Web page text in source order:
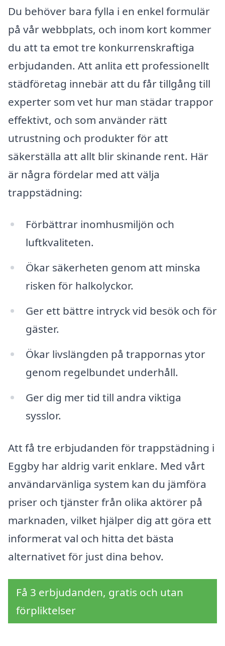
Du behöver bara fylla i en enkel formulär
på vår webbplats, och inom kort kommer
du att ta emot tre konkurrenskraftiga
erbjudanden. Att anlita ett professionellt
städföretag innebär att du får tillgång till
experter som vet hur man städar trappor
effektivt, och som använder rätt
utrustning och produkter för att
säkerställa att allt blir skinande rent. Här
är några fördelar med att välja
trappstädning:
Förbättrar inomhusmiljön och
luftkvaliteten.
Ökar säkerheten genom att minska
risken för halkolyckor.
Ger ett bättre intryck vid besök och för
gäster.
Ökar livslängden på trappornas ytor
genom regelbundet underhåll.
Ger dig mer tid till andra viktiga
sysslor.
Att få tre erbjudanden för trappstädning i
Eggby har aldrig varit enklare. Med vårt
användarvänliga system kan du jämföra
priser och tjänster från olika aktörer på
marknaden, vilket hjälper dig att göra ett
informerat val och hitta det bästa
alternativet för just dina behov.
Få 3 erbjudanden, gratis och utan
förpliktelser